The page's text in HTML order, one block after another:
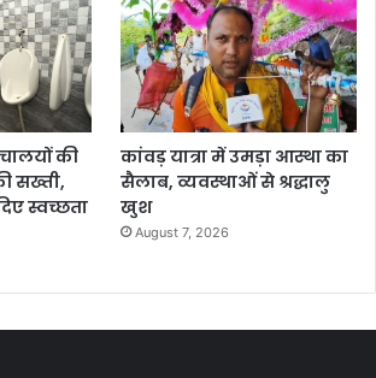
की
सख्ती,
स्वच्छता
कांवड़ यात्रा में उमड़ा आस्था का
सैलाब, व्यवस्थाओं से श्रद्धालु
खुश
August 7, 2026